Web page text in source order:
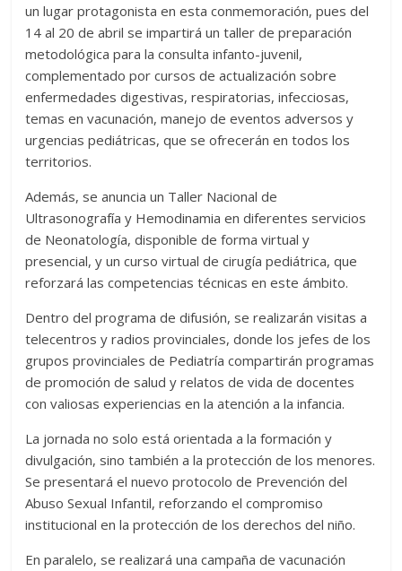
un lugar protagonista en esta conmemoración, pues del
14 al 20 de abril se impartirá un taller de preparación
metodológica para la consulta infanto-juvenil,
complementado por cursos de actualización sobre
enfermedades digestivas, respiratorias, infecciosas,
temas en vacunación, manejo de eventos adversos y
urgencias pediátricas, que se ofrecerán en todos los
territorios.
Además, se anuncia un Taller Nacional de
Ultrasonografía y Hemodinamia en diferentes servicios
de Neonatología, disponible de forma virtual y
presencial, y un curso virtual de cirugía pediátrica, que
reforzará las competencias técnicas en este ámbito.
Dentro del programa de difusión, se realizarán visitas a
telecentros y radios provinciales, donde los jefes de los
grupos provinciales de Pediatría compartirán programas
de promoción de salud y relatos de vida de docentes
con valiosas experiencias en la atención a la infancia.
La jornada no solo está orientada a la formación y
divulgación, sino también a la protección de los menores.
Se presentará el nuevo protocolo de Prevención del
Abuso Sexual Infantil, reforzando el compromiso
institucional en la protección de los derechos del niño.
En paralelo, se realizará una campaña de vacunación